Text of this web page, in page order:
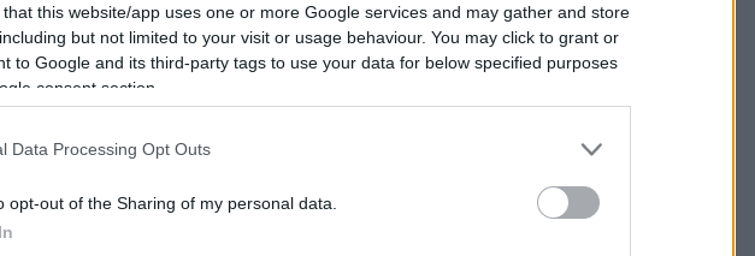
that this website/app uses one or more Google services and may gather and store
but not limited to your visit or usage behaviour. You may click to grant or
to Google and its third-party tags to use your data for below specified purposes
consent section.
Data Processing Opt Outs
opt-out of the Sharing of my personal data.